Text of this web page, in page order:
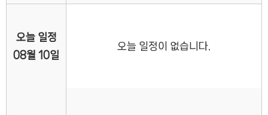
오늘 일정
08월 10일
오늘 일정이 없습니다.